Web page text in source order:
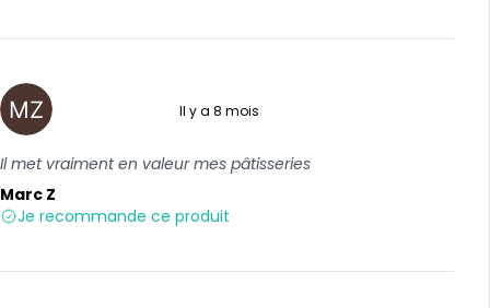
Il y a 8 mois
Il met vraiment en valeur mes pâtisseries
Marc Z
Je recommande ce produit